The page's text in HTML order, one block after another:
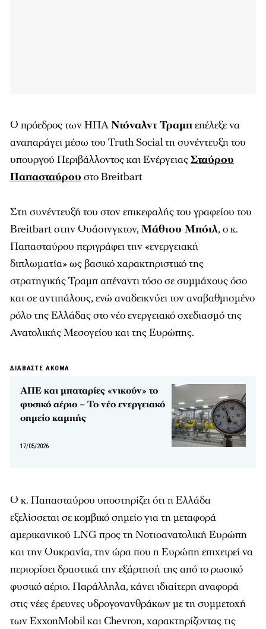
Ο πρόεδρος των ΗΠΑΝτόναλντ Τραμπεπέλεξε να
αναπαράγει μέσω του Truth Social τη συνέντευξη του
υπουργού Περιβάλλοντος και ΕνέργειαςΣταύρου
Παπασταύρου στο Breitbart
Στη συνέντευξή του στον επικεφαλής του γραφείου του
Breitbart στην Ουάσινγκτον, Μάθιου Μπόιλ, ο κ.
Παπασταύρου περιγράφει την «ενεργειακή
διπλωματία» ως βασικό χαρακτηριστικό της
στρατηγικής Τραμπ απέναντι τόσο σε συμμάχους όσο
και σε αντιπάλους, ενώ αναδεικνύει τον αναβαθμισμένο
ρόλο της Ελλάδας στο νέο ενεργειακό σχεδιασμό της
Ανατολικής Μεσογείου και της Ευρώπης.
ΔΙΑΒΑΣΤΕ ΑΚΟΜΑ
ΑΠΕ και μπαταρίες «νικούν» το
φυσικό αέριο – Το νέο ενεργειακό
σημείο καμπής
17/05/2026
Ο κ. Παπασταύρου υποστηρίζει ότι η Ελλάδα
εξελίσσεται σε κομβικό σημείο για τη μεταφορά
αμερικανικού LNG προς τη Νοτιοανατολική Ευρώπη
και την Ουκρανία, την ώρα που η Ευρώπη επιχειρεί να
περιορίσει δραστικά την εξάρτησή της από το ρωσικό
φυσικό αέριο. Παράλληλα, κάνει ιδιαίτερη αναφορά
στις νέες έρευνες υδρογονανθράκων με τη συμμετοχή
των ExxonMobil και Chevron, χαρακτηρίζοντας τις